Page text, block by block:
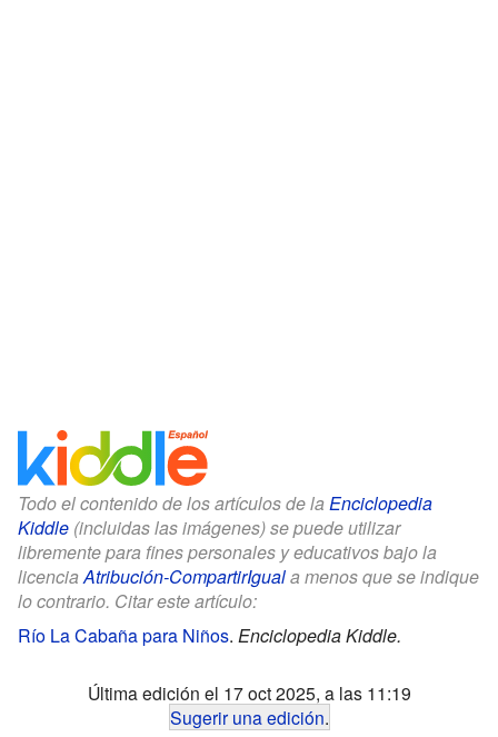
Todo el contenido de los artículos de la Enciclopedia
Kiddle (incluidas las imágenes) se puede utilizar
libremente para fines personales y educativos bajo la
licenciaAtribución-CompartirIguala menos que se indique
lo contrario. Citar este artículo:
Río La Cabaña para Niños. Enciclopedia Kiddle.
Última edición el 17 oct 2025, a las 11:19
Sugerir una edición.